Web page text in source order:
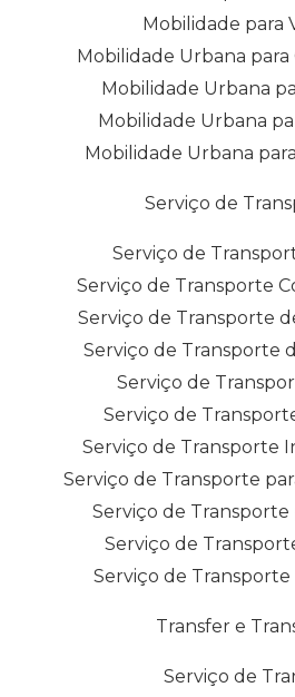
Mobilidade para
Mobilidade Urbana para
Mobilidade Urbana
Mobilidade Urbana
Mobilidade Urbana
Serviço de
Serviço de
Serviço de Transporte
Serviço de Transporte
Serviço de Transporte
Serviço de
Serviço de
Serviço de Transporte
Serviço de Transporte
Serviço de Transporte
Serviço de
Serviço de Transporte
Transfer e
Serviço de